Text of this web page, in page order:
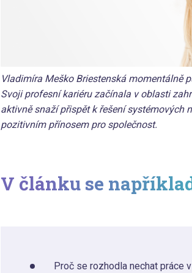
Vladimíra Meško Briestenská momentálně
Svoji profesní kariéru začínala v oblasti
aktivně snaží přispět k řešení systémových
pozitivním přínosem pro společnost.
V článku se
Proč se rozhodla nechat práce